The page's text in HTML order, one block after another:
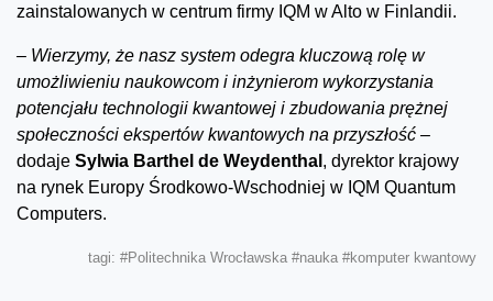
zainstalowanych w centrum firmy IQM w Alto w Finlandii.
– Wierzymy, że nasz system odegra kluczową rolę w
umożliwieniu naukowcom i inżynierom wykorzystania
potencjału technologii kwantowej i zbudowania prężnej
społeczności ekspertów kwantowych na przyszłość –
dodaje Sylwia Barthel de Weydenthal , dyrektor krajowy
na rynek Europy Środkowo-Wschodniej w IQM Quantum
Computers.
tagi: #Politechnika Wrocławska #nauka #komputer kwantowy